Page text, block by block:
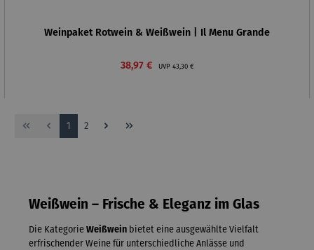
Weinpaket Rotwein & Weißwein | Il Menu Grande
Verkaufspreis:
38,97 € UVP Regulärer Preis:
43,30 €
Seite
1 Seite
2
Weißwein – Frische & Eleganz im Glas
Die Kategorie Weißwein bietet eine ausgewählte Vielfalt
erfrischender Weine für unterschiedliche Anlässe und